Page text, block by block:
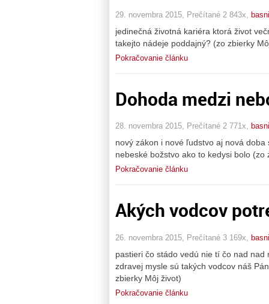
29. novembra 2015, Prečítané 2 843x,
jedinečná životná kariéra ktorá život
takejto nádeje poddajný? (zo zbierky
Pokračovanie článku
Dohoda medzi
28. novembra 2015, Prečítané 2 771x,
nový zákon i nové ľudstvo aj nová
nebeské božstvo ako to kedysi bolo (zo
Pokračovanie článku
Akých vodcov
26. novembra 2015, Prečítané 3 169x,
pastieri čo stádo vedú nie tí čo nad
zdravej mysle sú takých vodcov náš
zbierky Môj život)
Pokračovanie článku